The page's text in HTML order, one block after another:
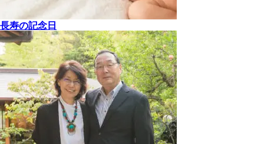
長寿の記念日